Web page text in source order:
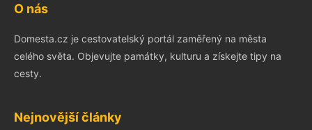
O nás
Domesta.cz je cestovatelský portál zaměřený na města
celého světa. Objevujte památky, kulturu a získejte tipy na
cesty.
Nejnovější články